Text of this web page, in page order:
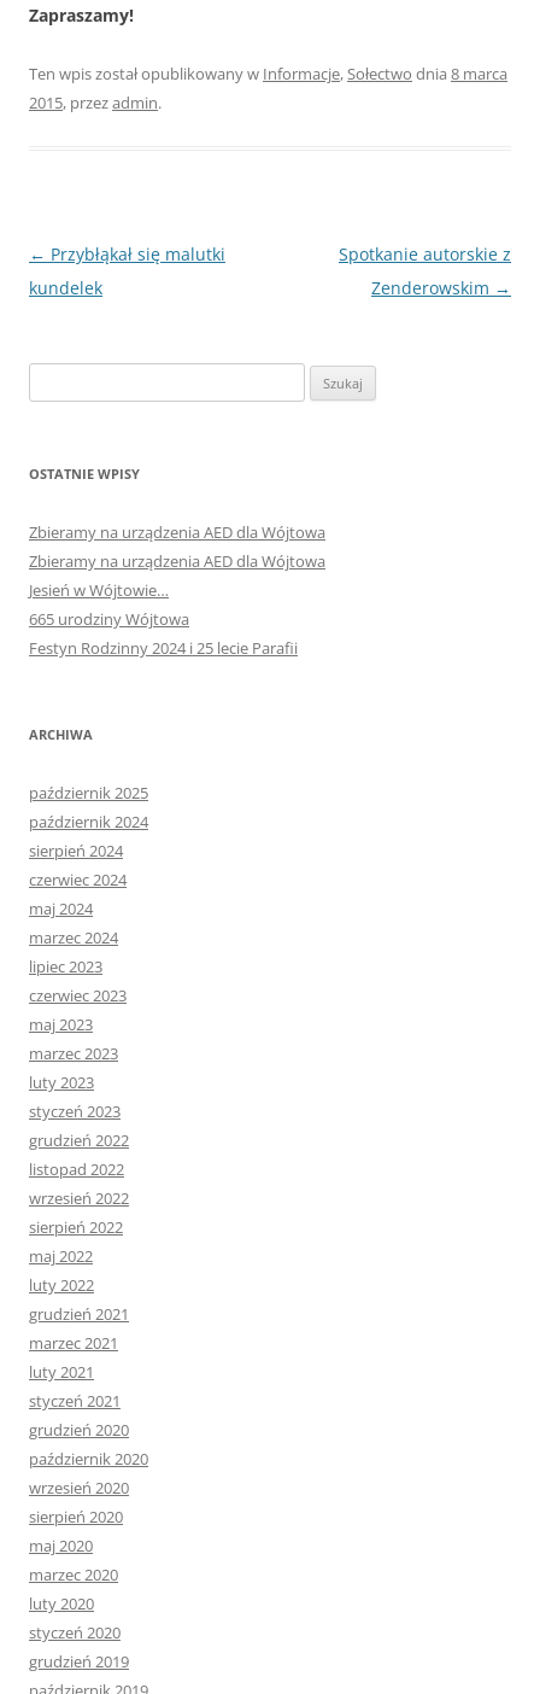
Zapraszamy!
Ten wpis został opublikowany w Informacje,Sołectwo dnia 8 marca
2015, przezadmin.
Nawigacja
wpisu
← Przybłąkał się malutki
kundelek
Spotkanie autorskie z
Zenderowskim →
OSTATNIE WPISY
Zbieramy na urządzenia AED dla Wójtowa
Zbieramy na urządzenia AED dla Wójtowa
Jesień w Wójtowie…
665 urodziny Wójtowa
Festyn Rodzinny 2024 i 25 lecie Parafii
ARCHIWA
październik 2025
październik 2024
sierpień 2024
czerwiec 2024
maj 2024
marzec 2024
lipiec 2023
czerwiec 2023
maj 2023
marzec 2023
luty 2023
styczeń 2023
grudzień 2022
listopad 2022
wrzesień 2022
sierpień 2022
maj 2022
luty 2022
grudzień 2021
marzec 2021
luty 2021
styczeń 2021
grudzień 2020
październik 2020
wrzesień 2020
sierpień 2020
maj 2020
marzec 2020
luty 2020
styczeń 2020
grudzień 2019